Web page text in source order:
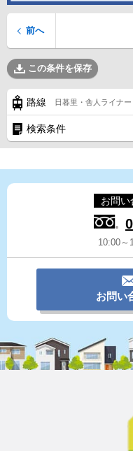
前へ
この条件を保存
路線 日暮里・舎人ライナー
検索条件
お問い
10:00～
お問い